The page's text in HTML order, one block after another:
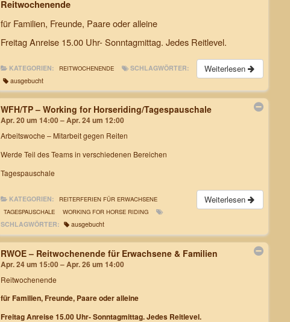
Reitwochenende
für Familien, Freunde, Paare oder alleine
Freitag Anreise 15.00 Uhr- Sonntagmittag. Jedes Reitlevel.
Weiterlesen
KATEGORIEN: REITWOCHENENDE
SCHLAGWÖRTER:
ausgebucht
WFH/TP – Working for Horseriding/Tagespauschale
Apr. 20 um 14:00 – Apr. 24 um 12:00
Arbeitswoche – Mitarbeit gegen Reiten
Werde Teil des Teams in verschiedenen Bereichen
Tagespauschale
Weiterlesen
KATEGORIEN:
REITERFERIEN FÜR ERWACHSENE
TAGESPAUSCHALE
WORKING FOR HORSE RIDING
SCHLAGWÖRTER: ausgebucht
RWOE – Reitwochenende für Erwachsene & Familien
Apr. 24 um 15:00 – Apr. 26 um 14:00
Reitwochenende
für Familien, Freunde, Paare oder alleine
Freitag Anreise 15.00 Uhr- Sonntagmittag. Jedes Reitlevel.